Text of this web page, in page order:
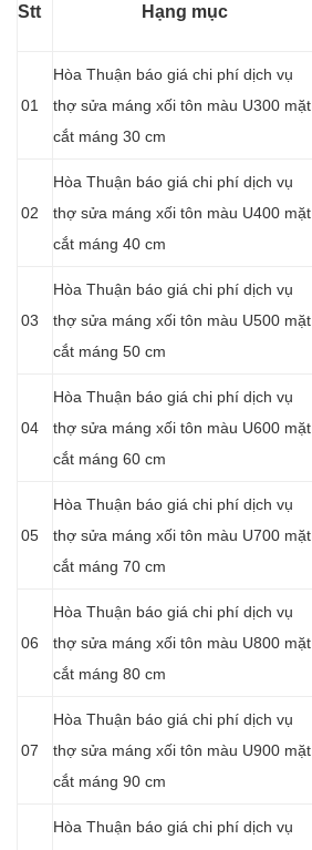
Stt Hạng mục
01
Hòa Thuận báo giá chi phí dịch vụ
thợ sửa máng xối tôn màu U300 mặt
cắt máng 30 cm
02
Hòa Thuận báo giá chi phí dịch vụ
thợ sửa máng xối tôn màu U400 mặt
cắt máng 40 cm
03
Hòa Thuận báo giá chi phí dịch vụ
thợ sửa máng xối tôn màu U500 mặt
cắt máng 50 cm
04
Hòa Thuận báo giá chi phí dịch vụ
thợ sửa máng xối tôn màu U600 mặt
cắt máng 60 cm
05
Hòa Thuận báo giá chi phí dịch vụ
thợ sửa máng xối tôn màu U700 mặt
cắt máng 70 cm
06
Hòa Thuận báo giá chi phí dịch vụ
thợ sửa máng xối tôn màu U800 mặt
cắt máng 80 cm
07
Hòa Thuận báo giá chi phí dịch vụ
thợ sửa máng xối tôn màu U900 mặt
cắt máng 90 cm
Hòa Thuận báo giá chi phí dịch vụ